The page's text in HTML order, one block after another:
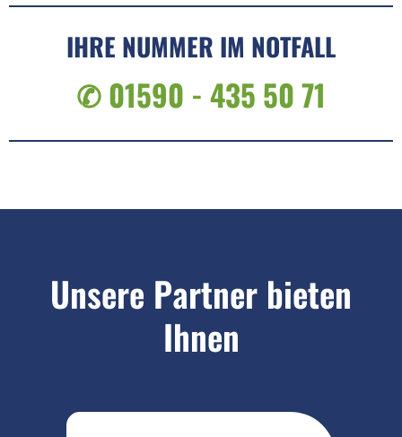
IHRE NUMMER IM NOTFALL
✆ 01590 - 435 50 71
Unsere Partner bieten
Ihnen